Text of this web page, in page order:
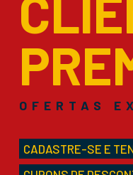
OFERTAS
CADASTRE-SE E